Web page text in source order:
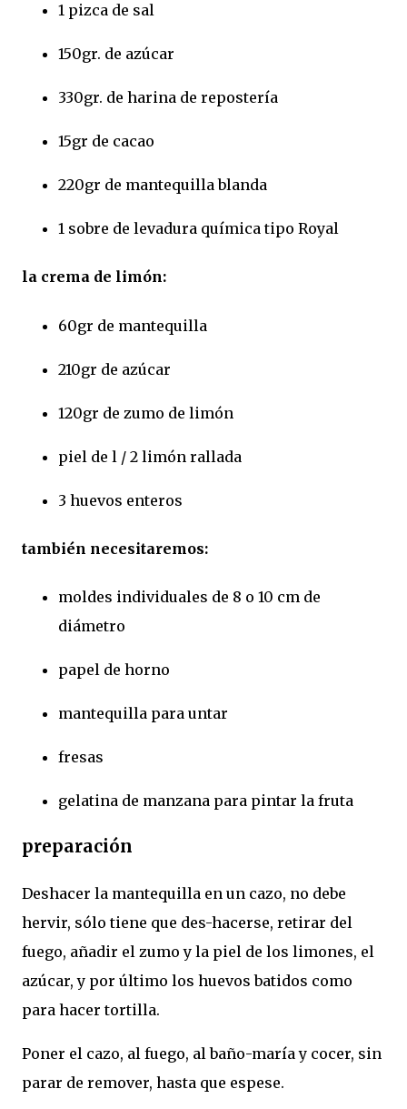
1 pizca de sal
150gr. de azúcar
330gr. de harina de repostería
15gr de cacao
220gr de mantequilla blanda
1 sobre de levadura química tipo Royal
la crema de limón:
60gr de mantequilla
210gr de azúcar
120gr de zumo de limón
piel de l / 2 limón rallada
3 huevos enteros
también necesitaremos:
moldes individuales de 8 o 10 cm de
diámetro
papel de horno
mantequilla para untar
fresas
gelatina de manzana para pintar la fruta
preparación
Deshacer la mantequilla en un cazo, no debe
hervir, sólo tiene que des-hacerse, retirar del
fuego, añadir el zumo y la piel de los limones, el
azúcar, y por último los huevos batidos como
para hacer tortilla.
Poner el cazo, al fuego, al baño-maría y cocer, sin
parar de remover, hasta que espese.